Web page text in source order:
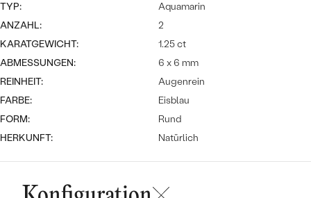
ANSCHAUEN
PLATIN
SILBER
NACH STYL
PERSONALISIERT
SYMBOLISCH
MINIMALISTISCH
TYP:
Aquamarin
ANZAHL:
2
KARATGEWICHT:
1.25 ct
ABMESSUNGEN:
6 x 6 mm
REINHEIT:
Augenrein
FARBE:
Eisblau
FORM:
Rund
HERKUNFT:
Natürlich